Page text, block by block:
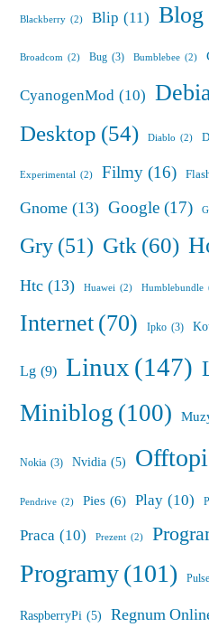
Blackberry (2) Blip (11) Blog
Broadcom (2) Bug (3) Bumblebee (2)
CyanogenMod (10)
Desktop (54) Diablo (2)
Experimental (2) Filmy (16)
Gnome (13) Google (17)
Gry(51) Gtk(60)
Htc (13) Huawei (2) Humblebundle
Internet(70) Ipko (3)
Lg (9) Linux(147)
Miniblog (100)
Nokia (3) Nvidia (5)
Pendrive (2) Pies (6) Play (10)
Praca (10) Prezent (2)
Programy(101)
RaspberryPi (5) Regnum